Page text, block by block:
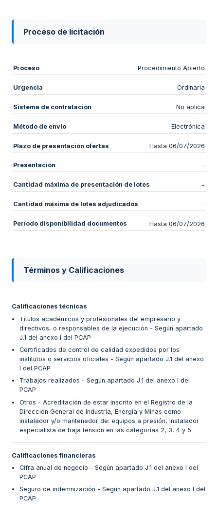
Proceso de licitación
Proceso Procedimiento Abierto
Urgencia Ordinaria
Sistema de contratación No aplica
Método de envío Electrónica
Plazo de presentación ofertas Hasta 06/07/2026
Presentación -
Cantidad máxima de presentación de lotes -
Cantidad máxima de lotes adjudicados -
Período disponibilidad documentos Hasta 06/07/2026
Términos y Calificaciones
Calificaciones técnicas
Títulos académicos y profesionales del empresario y
directivos, o responsables de la ejecución - Según apartado
J.1 del anexo I del PCAP
Certificados de control de calidad expedidos por los
institutos o servicios oficiales - Según apartado J.1 del anexo
I del PCAP
Trabajos realizados - Según apartado J.1 del anexo I del
PCAP
Otros - Acreditación de estar inscrito en el Registro de la
Dirección General de Industria, Energía y Minas como
instalador y/o mantenedor de: equipos a presión, instalador
especialista de baja tensión en las categorías 2, 3, 4 y 5
Calificaciones financieras
Cifra anual de negocio - Según apartado J.1 del anexo I del
PCAP
Seguro de indemnización - Según apartado J.1 del anexo I del
PCAP